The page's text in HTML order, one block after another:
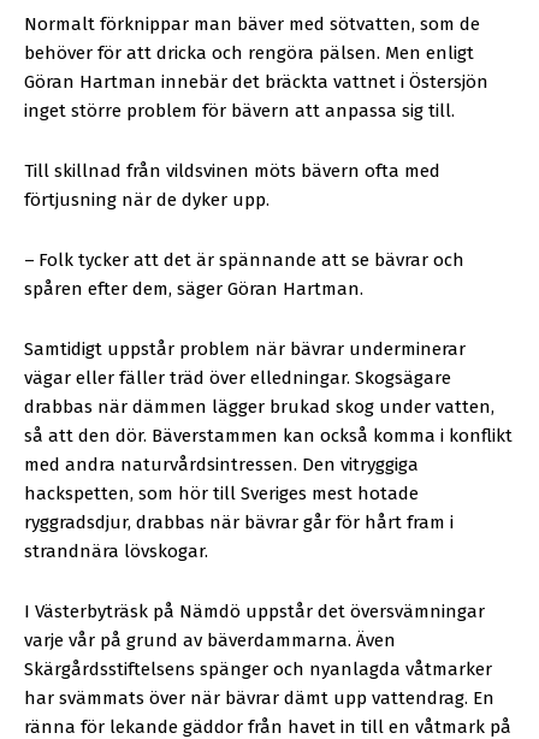
Normalt förknippar man bäver med sötvatten, som de
behöver för att dricka och rengöra pälsen. Men enligt
Göran Hartman innebär det bräckta vattnet i Östersjön
inget större problem för bävern att anpassa sig till.
Till skillnad från vildsvinen möts bävern ofta med
förtjusning när de dyker upp.
– Folk tycker att det är spännande att se bävrar och
spåren efter dem, säger Göran Hartman.
Samtidigt uppstår problem när bävrar underminerar
vägar eller fäller träd över elledningar. Skogsägare
drabbas när dämmen lägger brukad skog under vatten,
så att den dör. Bäverstammen kan också komma i konflikt
med andra naturvårdsintressen. Den vitryggiga
hackspetten, som hör till Sveriges mest hotade
ryggradsdjur, drabbas när bävrar går för hårt fram i
strandnära lövskogar.
I Västerbyträsk på Nämdö uppstår det översvämningar
varje vår på grund av bäverdammarna. Även
Skärgårdsstiftelsens spänger och nyanlagda våtmarker
har svämmats över när bävrar dämt upp vattendrag. En
ränna för lekande gäddor från havet in till en våtmark på